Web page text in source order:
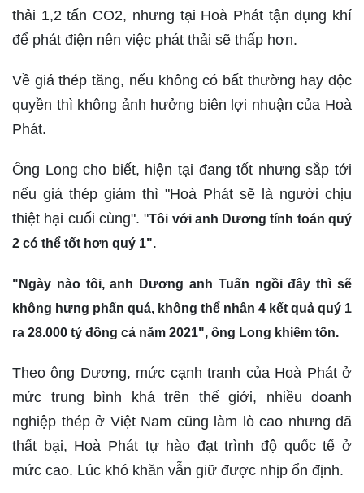
thải 1,2 tấn CO2, nhưng tại Hoà Phát tận dụng khí
để phát điện nên việc phát thải sẽ thấp hơn.
Về giá thép tăng, nếu không có bất thường hay độc
quyền thì không ảnh hưởng biên lợi nhuận của Hoà
Phát.
Ông Long cho biết, hiện tại đang tốt nhưng sắp tới
nếu giá thép giảm thì "Hoà Phát sẽ là người chịu
thiệt hại cuối cùng". "Tôi với anh Dương tính toán quý
2 có thể tốt hơn quý 1".
"Ngày nào tôi, anh Dương anh Tuấn ngồi đây thì sẽ
không hưng phấn quá, không thể nhân 4 kết quả quý 1
ra 28.000 tỷ đồng cả năm 2021", ông Long khiêm tốn.
Theo ông Dương, mức cạnh tranh của Hoà Phát ở
mức trung bình khá trên thế giới, nhiều doanh
nghiệp thép ở Việt Nam cũng làm lò cao nhưng đã
thất bại, Hoà Phát tự hào đạt trình độ quốc tế ở
mức cao. Lúc khó khăn vẫn giữ được nhịp ổn định.